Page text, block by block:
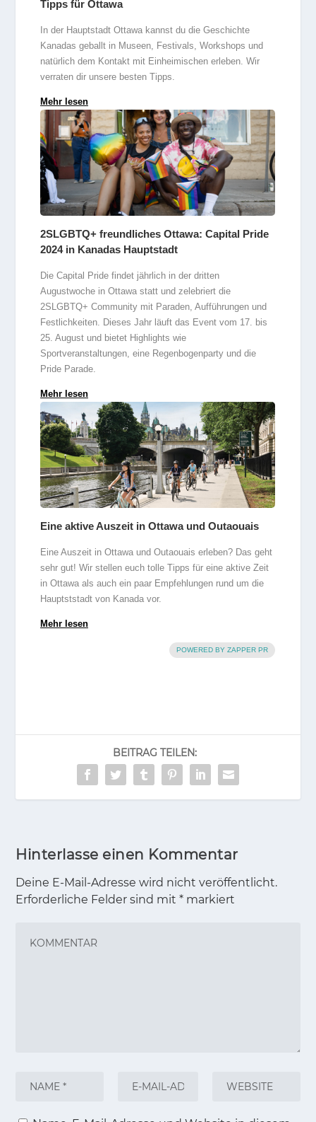
BEI­TRAG TEI­LEN:
Hinterlasse einen Kommentar
Deine E-Mail-Adresse wird nicht veröffentlicht.
Erforderliche Felder sind mit* markiert